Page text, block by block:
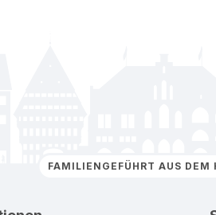
FAMILIENGEFÜHRT AUS DEM